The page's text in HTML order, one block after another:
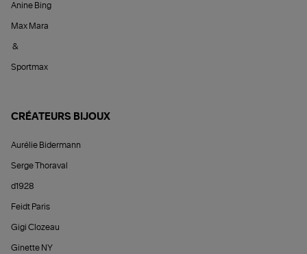
Anine Bing
Max Mara
&
Sportmax
CRÉATEURS BIJOUX
Aurélie Bidermann
Serge Thoraval
d1928
Feidt Paris
Gigi Clozeau
Ginette NY